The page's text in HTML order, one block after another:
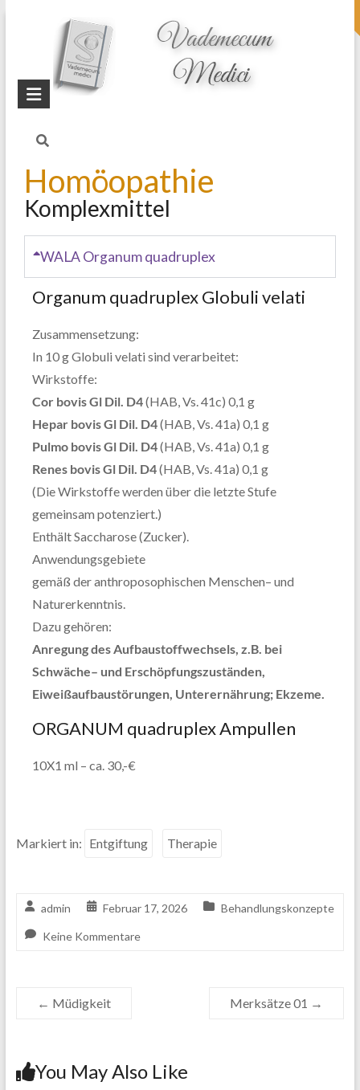
topheader
Startseite
Blog
Entgiftung
Homöopathie
Komplexmittel
WALA Organum quadruplex
Organum quadruplex Globuli velati
Zusammensetzung:
In 10gGlobuli velati sind verarbeitet:
Wirkstoffe:
Cor bovis Gl Dil. D4(HAB, Vs. 41c) 0,1 g
Hepar bovis Gl Dil. D4(HAB, Vs. 41a) 0,1 g
Pulmo bovis Gl Dil. D4(HAB, Vs. 41a) 0,1 g
Renes bovis Gl Dil. D4(HAB, Vs. 41a) 0,1 g
(Die Wirkstoffe werden über die letzte Stufe
gemeinsam potenziert.)
Enthält Saccharose (Zucker).
Anwendungsgebiete
gemäß der anthroposophischen Menschen– und
Naturerkenntnis.
Dazu gehören:
Anregung des Aufbaustoffwechsels, z.B. bei
Schwäche– und Erschöpfungszuständen,
Eiweißaufbaustörungen, Unterernährung; Ekzeme.
ORGANUM quadruplex Ampullen
10X1 ml – ca. 30,-€
Markiert in: Entgiftung Therapie
admin Februar 17, 2026 Behandlungskonzepte
Keine Kommentare
← Müdigkeit Merksätze 01 →
You May Also Like